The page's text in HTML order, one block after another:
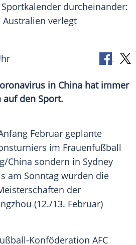
durcheinander:
verlegt
in China hat immer
auf den Sport.
Februar geplante
im Frauenfußball
China sondern in Sydney
am Sonntag wurden die
der
(12./13. Februar)
Konföderation AFC